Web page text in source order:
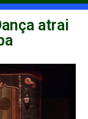
atrai